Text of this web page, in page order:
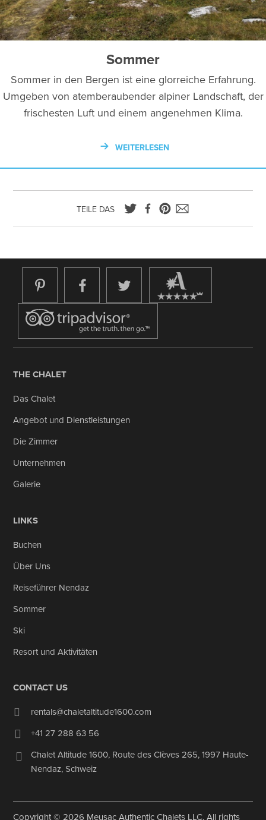
Sommer
Sommer in den Bergen ist eine glorreiche Erfahrung.
Umgeben von atemberaubender alpiner Landschaft, der
frischesten Luft und einem angenehmen Klima.
WEITERLESEN
TEILE DAS
THE CHALET
Das Chalet
Angebot und Dienstleistungen
Die Zimmer
Unternehmen
Galerie
LINKS
Buchen
Über Uns
Reiseführer Nendaz
Sommer
Ski
Resort und Aktivitäten
CONTACT US
rentals@chaletaltitude1600.com
+41 27 288 63 56
Chalet Altitude 1600, Route des Clèves 265,1997 Haute-
Nendaz,Schweiz
Copyright © 2026 Meusac Authentic Chalets LLC. All rights